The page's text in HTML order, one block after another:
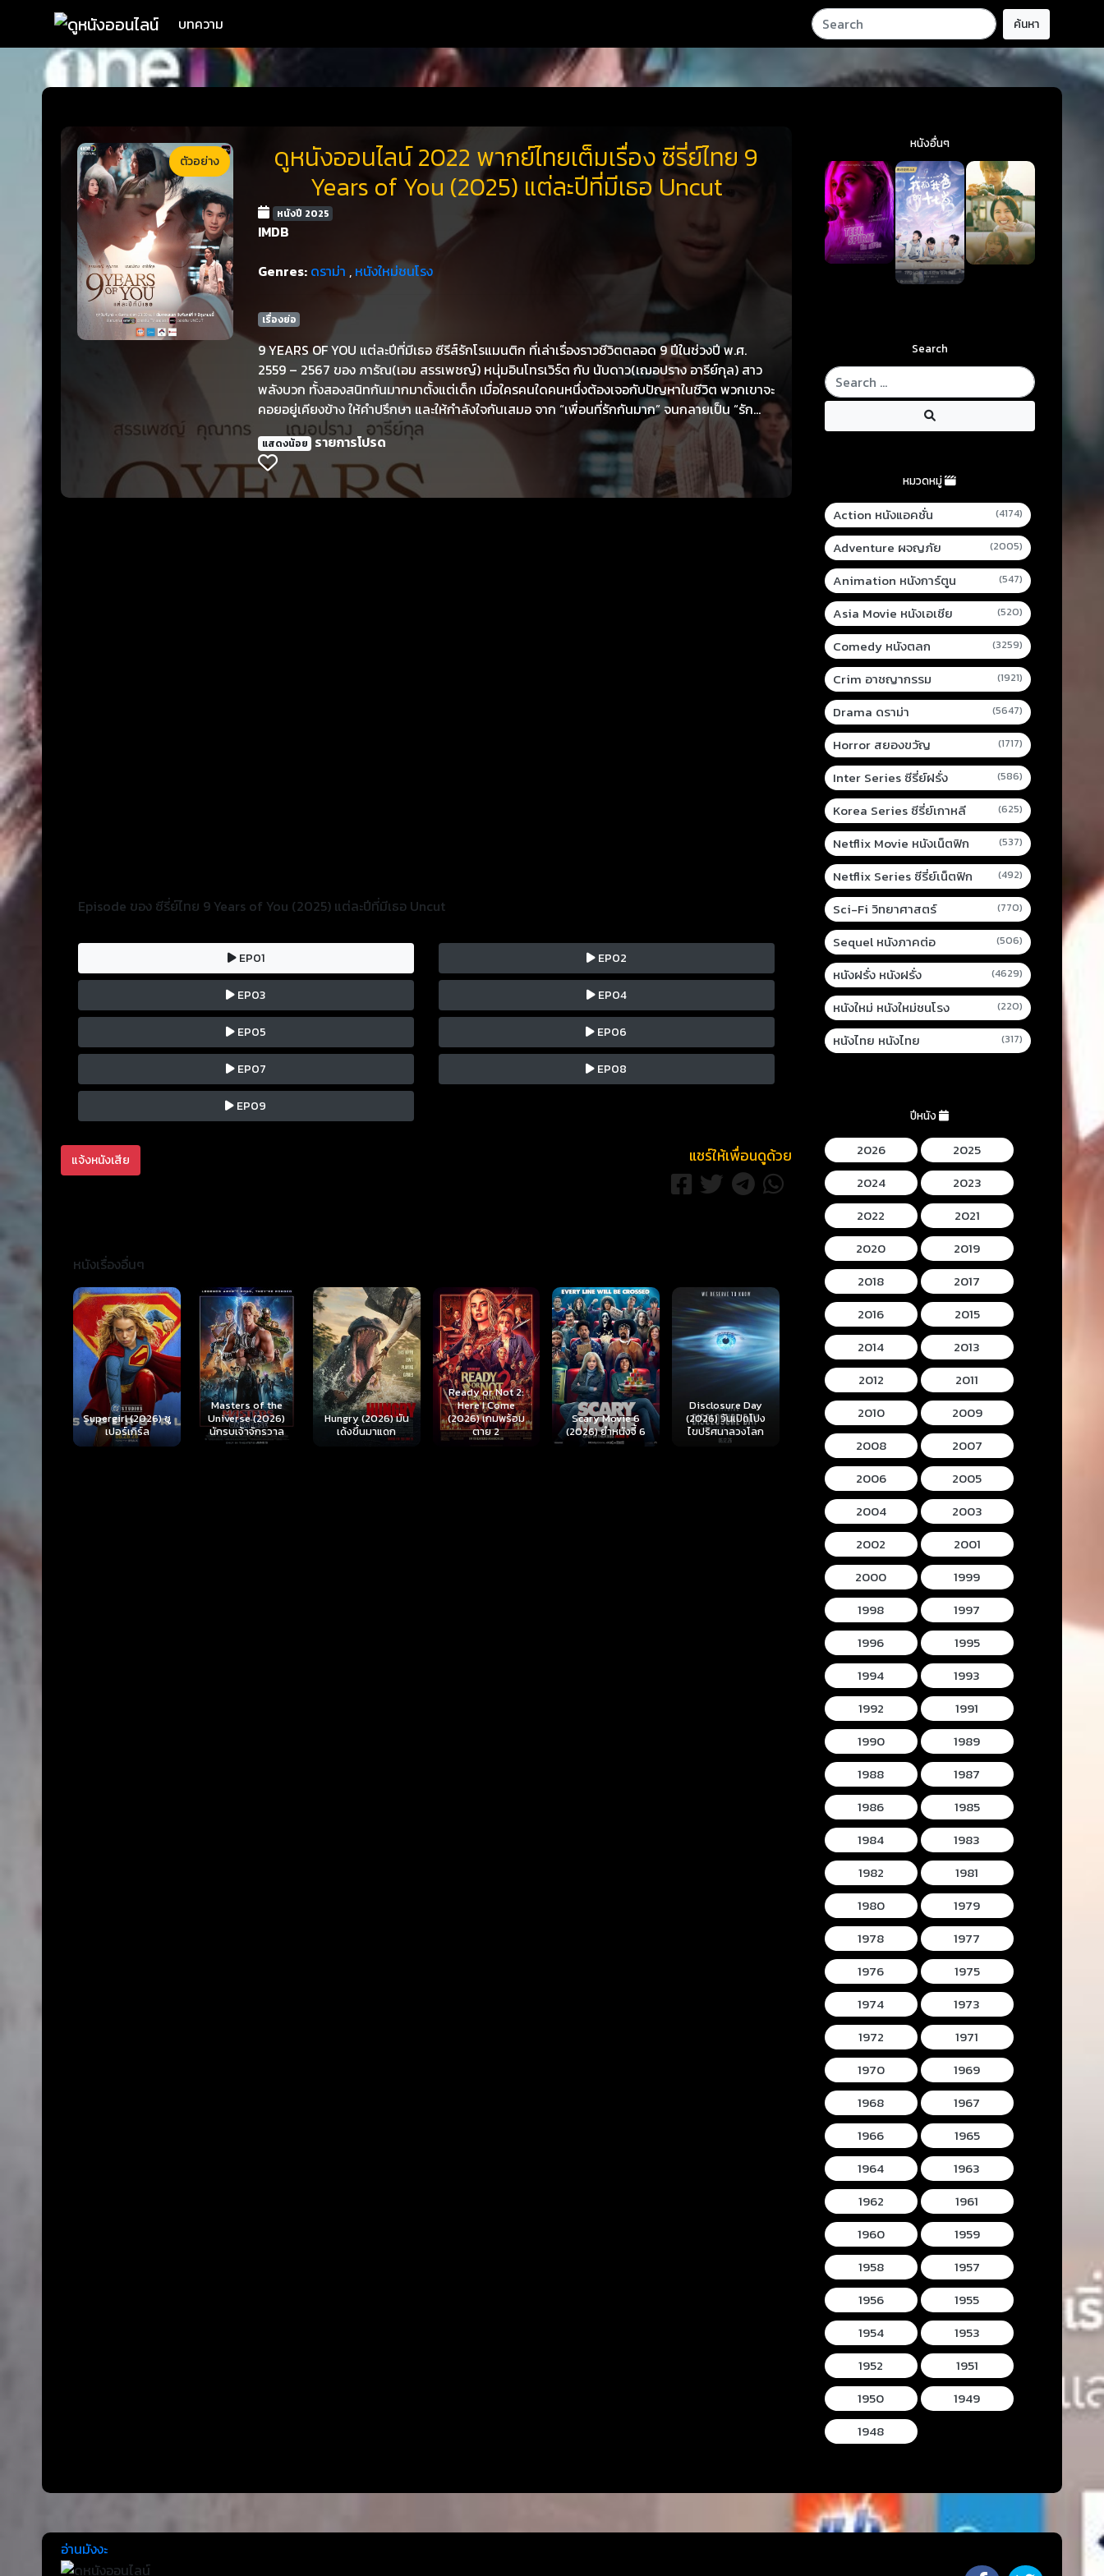
บทความ ค้นหา
ตัวอย่าง
ดูหนังออนไลน์ 2022 พากย์ไทยเต็มเรื่อง ซีรี่ย์ไทย 9
Years of You (2025) แต่ละปีที่มีเธอ Uncut
หนังปี 2025
IMDB
Genres: ดราม่า , หนังใหม่ชนโรง
เรื่องย่อ
9 YEARS OF YOU แต่ละปีที่มีเธอ ซีรีส์รักโรแมนติก ที่เล่าเรื่องราวชีวิตตลอด 9 ปีในช่วงปี พ.ศ.
2559 – 2567 ของ ภารัณ(เอม สรรเพชญ์) หนุ่มอินโทรเวิร์ต กับ นับดาว(เฌอปราง อารีย์กุล) สาว
พลังบวก ทั้งสองสนิทกันมากมาตั้งแต่เด็ก เมื่อใครคนใดคนหนึ่งต้องเจอกับปัญหาในชีวิต พวกเขาจะ
คอยอยู่เคียงข้าง ให้คำปรึกษา และให้กำลังใจกันเสมอ จาก “เพื่อนที่รักกันมาก” จนกลายเป็น “รัก
เพื่อน” แต่จังหวะชีวิต ทำให้ จังหวะรักของเขาและเธอไม่ตรงกัน สุดท้ายความสัมพันธ์ของทั้งคู่จะ
ลงเอยย่างไร?
แสดงน้อย รายการโปรด
Episode ของ ซีรี่ย์ไทย 9 Years of You (2025) แต่ละปีที่มีเธอ Uncut
EP01 EP02
EP03 EP04
EP05 EP06
EP07 EP08
EP09
แจ้งหนังเสีย แชร์ให้เพื่อนดูด้วย
หนังเรื่องอื่นๆ
Masters of the
Universe (2026)
นักรบเจ้าจักรวาล
Hungry (2026) มัน
เด้งขึ้นมาแดก
Ready or Not 2:
Here I Come
(2026) เกมพร้อม
ตาย 2
Scary Movie 6
(2026) ยำหนังจี้ 6
Disclosure Day
(2026) วันเปิดโปง
ไขปริศนาลวงโลก
Backrooms (2026)
นรกห้องลับ
Hokum (2026) ห้อง
กุมวิญญาณ
Mortal Kombat II
(2026) มอร์ทัล คอม
แบท 2
หนังอื่นๆ
Search
หมวดหมู่
Action หนังแอคชั่น (4174)
Adventure ผจญภัย (2005)
Animation หนังการ์ตูน (547)
Asia Movie หนังเอเชีย (520)
Comedy หนังตลก (3259)
Crim อาชญากรรม (1921)
Drama ดราม่า (5647)
Horror สยองขวัญ (1717)
Inter Series ซีรี่ย์ฝรั่ง (586)
Korea Series ซีรี่ย์เกาหลี (625)
Netflix Movie หนังเน็ตฟิก (537)
Netflix Series ซีรี่ย์เน็ตฟิก (492)
Sci-Fi วิทยาศาสตร์ (770)
Sequel หนังภาคต่อ (506)
หนังฝรั่ง หนังฝรั่ง (4629)
หนังใหม่ หนังใหม่ชนโรง (220)
หนังไทย หนังไทย (317)
ปีหนัง
2026
2025
2024
2023
2022
2021
2020
2019
2018
2017
2016
2015
2014
2013
2012
2011
2010
2009
2008
2007
2006
2005
2004
2003
2002
2001
2000
1999
1998
1997
1996
1995
1994
1993
1992
1991
1990
1989
1988
1987
1986
1985
1984
1983
1982
1981
1980
1979
1978
1977
1976
1975
1974
1973
1972
1971
1970
1969
1968
1967
1966
1965
1964
1963
1962
1961
1960
1959
1958
1957
1956
1955
1954
1953
1952
1951
1950
1949
1948
อ่านมังงะ